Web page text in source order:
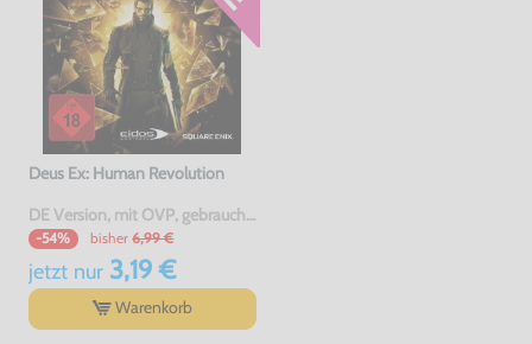
Deus Ex: Human Revolution
DE Version, mit OVP, gebraucht, USK18
-54% bisher 6,99 €
jetzt nur3,19 €
Warenkorb